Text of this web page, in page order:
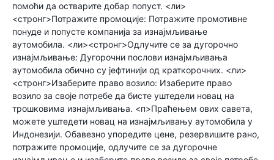
помоћи да остварите добар попуст. <ли>
<стронг>Потражите промоције: Потражите промотивне
понуде и попусте компанија за изнајмљивање
аутомобила. <ли><стронг>Одлучите се за дугорочно
изнајмљивање: Дугорочни послови изнајмљивања
аутомобила обично су јефтинији од краткорочних. <ли>
<стронг>Изаберите право возило: Изаберите право
возило за своје потребе да бисте уштедели новац на
трошковима изнајмљивања. <п>Праћењем ових савета,
можете уштедети новац на изнајмљивању аутомобила у
Индонезији. Обавезно упоредите цене, резервишите рано,
потражите промоције, одлучите се за дугорочне